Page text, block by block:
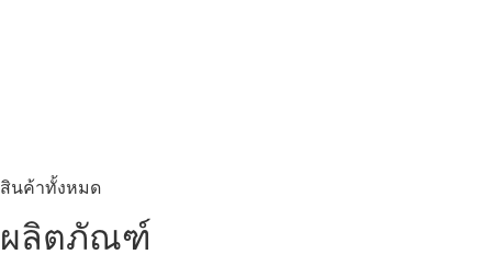
สินค้าทั้งหมด
ผลิตภัณฑ์